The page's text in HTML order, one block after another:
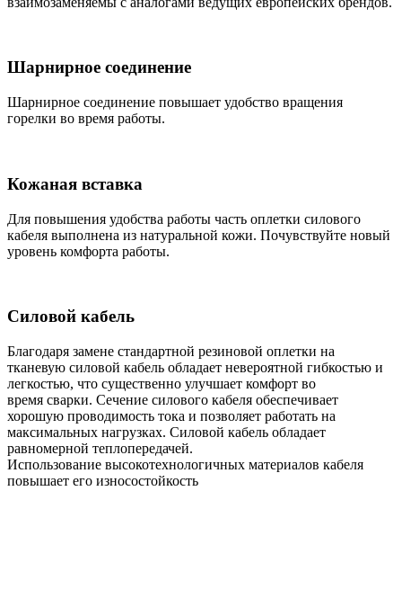
Шарнирное соединение
Шарнирное соединение повышает удобство вращения
горелки во время работы.
Кожаная вставка
Для повышения удобства работы часть оплетки силового
кабеля выполнена из натуральной кожи. Почувствуйте новый
уровень комфорта работы.
Силовой кабель
Благодаря замене стандартной резиновой оплетки на
тканевую силовой кабель обладает невероятной гибкостью и
легкостью, что существенно улучшает комфорт во
время сварки. Сечение силового кабеля обеспечивает
хорошую проводимость тока и позволяет работать на
максимальных нагрузках. Силовой кабель обладает
равномерной теплопередачей.
Использование высокотехнологичных материалов кабеля
повышает его износостойкость